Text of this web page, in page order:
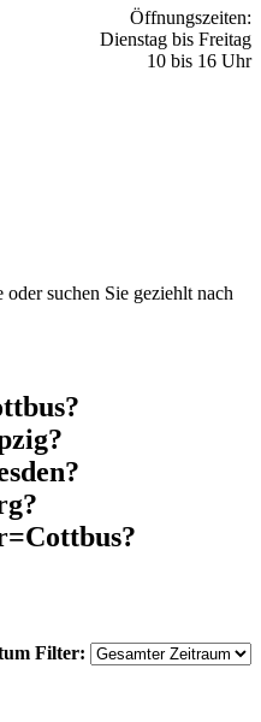
Öffnungszeiten:
Dienstag bis Freitag
10 bis 16 Uhr
suchen Sie geziehlt nach
Filter: